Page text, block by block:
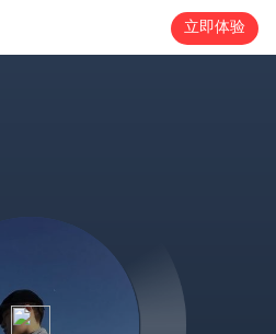
立即体验